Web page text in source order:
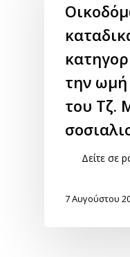
την
του Τζ.
Δείτε σε
7 Αυγούστου